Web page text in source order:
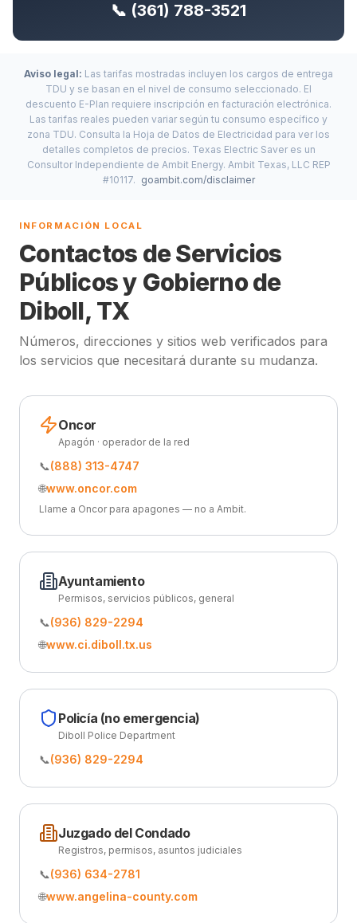
📞 (361) 788-3521
Aviso legal: Las tarifas mostradas incluyen los cargos de entrega
TDU y se basan en el nivel de consumo seleccionado. El
descuento E-Plan requiere inscripción en facturación electrónica.
Las tarifas reales pueden variar según tu consumo específico y
zona TDU. Consulta la Hoja de Datos de Electricidad para ver los
detalles completos de precios. Texas Electric Saver es un
Consultor Independiente de Ambit Energy. Ambit Texas, LLC REP
#10117. goambit.com/disclaimer
INFORMACIÓN LOCAL
Contactos de Servicios
Públicos y Gobierno de
Diboll, TX
Números, direcciones y sitios web verificados para
los servicios que necesitará durante su mudanza.
Oncor
Apagón · operador de la red
📞(888) 313-4747
🌐www.oncor.com
Llame a Oncor para apagones — no a Ambit.
Ayuntamiento
Permisos, servicios públicos, general
📞(936) 829-2294
🌐www.ci.diboll.tx.us
Policía (no emergencia)
Diboll Police Department
📞(936) 829-2294
Juzgado del Condado
Registros, permisos, asuntos judiciales
📞(936) 634-2781
🌐www.angelina-county.com